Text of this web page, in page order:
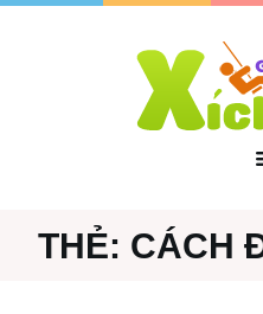
THẺ: CÁCH